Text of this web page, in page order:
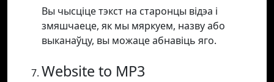
Вы чысціце тэкст на старонцы відэа і
змяшчаеце, як мы мяркуем, назву або
выканаўцу, вы можаце абнавіць яго.
Website to MP3